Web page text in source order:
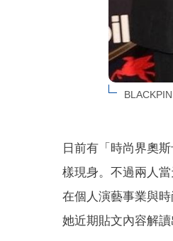
日前有「時尚界奧
樣現身。不過兩人
在個人演藝事業與
她近期貼文內容解